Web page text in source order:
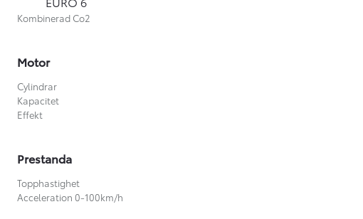
Kombinerad Co2
Motor
Cylindrar
Kapacitet
Effekt
Prestanda
Topphastighet
Acceleration 0-100km/h